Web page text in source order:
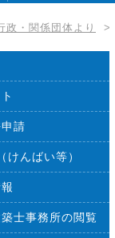
政・関係団体より >
請
けんばい等）
士事務所の閲覧